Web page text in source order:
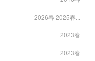
2026春 2025春...
2023春
2023春